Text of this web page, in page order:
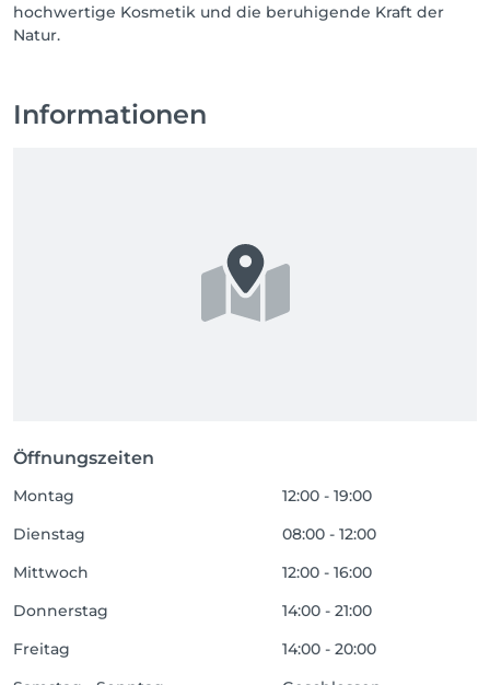
hochwertige Kosmetik und die beruhigende Kraft der
Informationen
Öffnungszeiten
Montag
12:00 - 19:00
Dienstag
08:00 - 12:00
Mittwoch
12:00 - 16:00
Donnerstag
14:00 - 21:00
Freitag
14:00 - 20:00